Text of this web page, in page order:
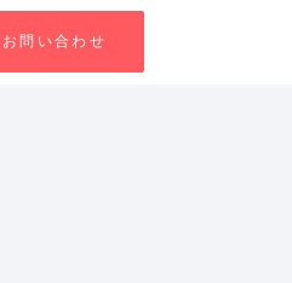
お問い合わせ